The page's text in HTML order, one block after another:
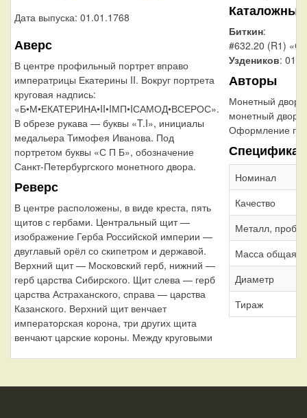
Дата выпуска: 01.01.1768
Аверс
В центре профильный портрет вправо
императрицы Екатерины II. Вокруг портрета
круговая надпись:
«Б•М•ЕКАТЕРИНА•II•IМП•IСАМОД•ВСЕРОС».
В обрезе рукава — буквы «T.I», инициалы
медальера Тимофея Иванова. Под
портретом буквы «С П Б», обозначение
Санкт-Петербургского монетного двора.
Реверс
В центре расположены, в виде креста, пять
щитов с гербами. Центральный щит —
изображение Герба Российской империи —
двуглавый орёл со скипетром и державой.
Верхний щит — Московский герб, нижний —
герб царства Сибирского. Щит слева — герб
царства Астраханского, справа — царства
Казанского. Верхний щит венчает
императорская корона, три других щита
венчают царские короны. Между круговыми
Биткин:
#632.20 (R1)
Уздеников:
Авторы
Монетный двор:
монетный двор
Оформление
Номинал
Качество
Металл, проба
Масса общая
Диаметр
Тираж